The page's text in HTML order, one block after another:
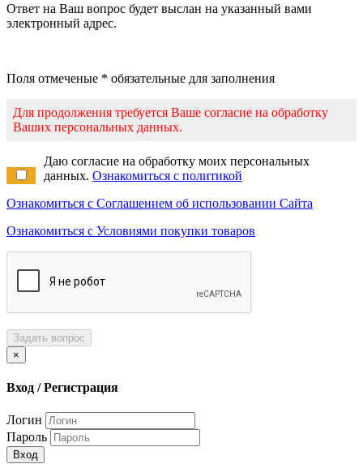
Ответ на Ваш вопрос будет выслан на указанный вами
электронный адрес.
Поля отмеченые * обязательные для заполнения
Для продолжения требуется Ваше согласие на обработку
Ваших персональных данных.
Даю согласие на обработку моих персональных
данных. Ознакомиться с политикой
Ознакомиться с Соглашением об использовании Сайта
Ознакомиться с Условиями покупки товаров
Задать вопрос
×
Вход / Регистрация
Логин
Пароль
Вход